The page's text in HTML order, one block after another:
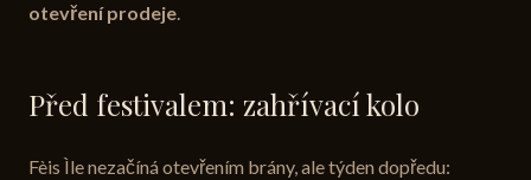
otevření prodeje.
Před festivalem: zahřívací kolo
Fèis Ìle nezačíná otevřením brány, ale týden dopředu: